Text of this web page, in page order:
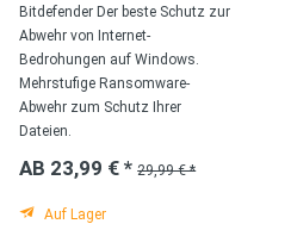
Bitdefender Der beste Schutz zur
Abwehr von Internet-
Bedrohungen auf Windows.
Mehrstufige Ransomware-
Abwehr zum Schutz Ihrer
Dateien.
AB 23,99 € * 29,99 € *
Auf Lager